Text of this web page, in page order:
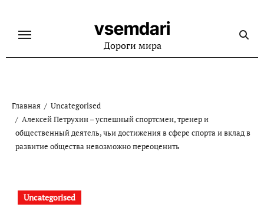
содержанию
vsemdari
Дороги мира
Главная
Uncategorised
Алексей Петрухин – успешный спортсмен, тренер и
общественный деятель, чьи достижения в сфере спорта и вклад в
развитие общества невозможно переоценить
Uncategorised